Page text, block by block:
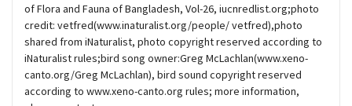
ছোট মাছরাঙা
ছোটন প্রিনা
of Flora and Fauna of Bangladesh, Vol-26, iucnredlist.org;photo
credit: vetfred(www.inaturalist.org/people/ vetfred),photo
shared from iNaturalist, photo copyright reserved according to
iNaturalist rules;bird song owner:Greg McLachlan(www.xeno-
canto.org/Greg McLachlan), bird sound copyright reserved
according to www.xeno-canto.org rules; more information,